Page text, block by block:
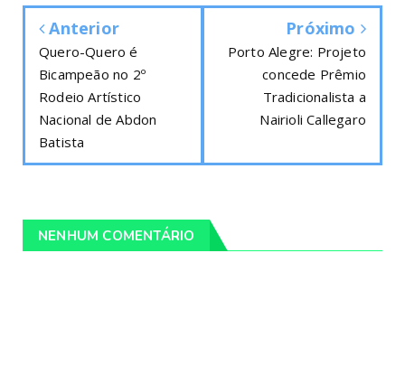
Anterior
Quero-Quero é
Bicampeão no 2º
Rodeio Artístico
Nacional de Abdon
Batista
Próximo
Porto Alegre: Projeto
concede Prêmio
Tradicionalista a
Nairioli Callegaro
NENHUM COMENTÁRIO